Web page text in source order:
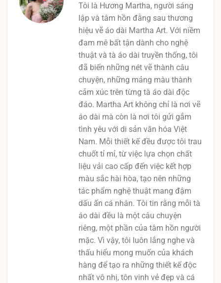
Tôi là Hương Martha, người sáng
lập và tâm hồn đằng sau thương
hiệu vẽ áo dài Martha Art. Với niềm
đam mê bất tận dành cho nghệ
thuật và tà áo dài truyền thống, tôi
đã biến những nét vẽ thành câu
chuyện, những mảng màu thành
cảm xúc trên từng tà áo dài độc
đáo. Martha Art không chỉ là nơi vẽ
áo dài mà còn là nơi tôi gửi gắm
tình yêu với di sản văn hóa Việt
Nam. Mỗi thiết kế đều được tôi trau
chuốt tỉ mỉ, từ việc lựa chọn chất
liệu vải cao cấp đến việc kết hợp
màu sắc hài hòa, tạo nên những
tác phẩm nghệ thuật mang đậm
dấu ấn cá nhân. Tôi tin rằng mỗi tà
áo dài đều là một câu chuyện
riêng, một phần của tâm hồn người
mặc. Vì vậy, tôi luôn lắng nghe và
thấu hiểu mong muốn của khách
hàng để tạo ra những thiết kế độc
nhất vô nhị, tôn vinh vẻ đẹp và cá